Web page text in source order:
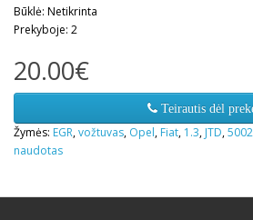
Būklė: Netikrinta
Prekyboje: 2
20.00€
Teirautis dėl
Žymės: EGR,vožtuvas, Opel, Fiat, 1.3, JTD,
naudotas